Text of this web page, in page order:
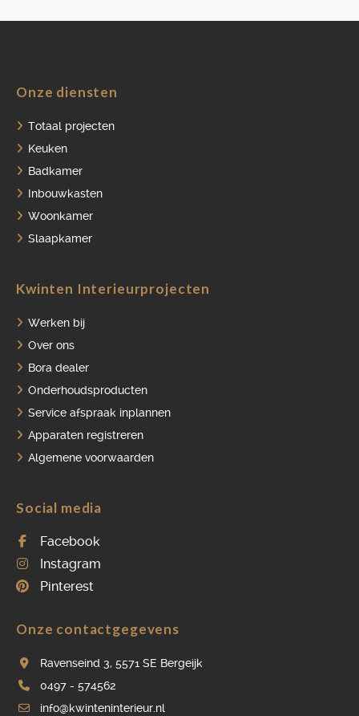
Onze diensten
Totaal projecten
Keuken
Badkamer
Inbouwkasten
Woonkamer
Slaapkamer
Kwinten Interieurprojecten
Werken bij
Over ons
Bora dealer
Onderhoudsproducten
Service afspraak inplannen
Apparaten registreren
Algemene voorwaarden
Social media
Facebook
Instagram
Pinterest
Onze contactgegevens
Ravenseind 3, 5571 SE Bergeijk
0497 - 574562
info@kwinteninterieur.nl